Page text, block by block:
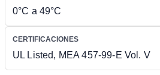
0°C a 49°C
CERTIFICACIONES
UL Listed, MEA 457-99-E Vol. V